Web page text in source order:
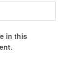
in this